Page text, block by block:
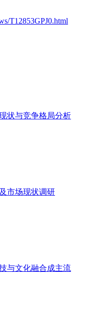
T12853GPJ0.html
状与竞争格局分析
市场现状调研
与文化融合成主流